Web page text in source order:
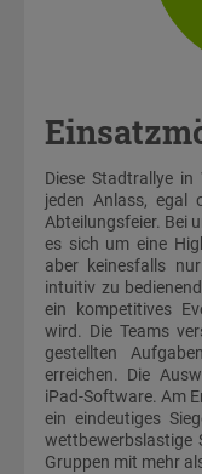
Diese Stadtrallye
jeden Anlass, egal
Abteilungsfeier. Bei
es sich um eine
aber keinesfalls
intuitiv zu
ein kompetitives
wird. Die Teams
gestellten
erreichen. Die
iPad-Software. Am
ein eindeutiges
wettbewerbslastige
Gruppen mit mehr